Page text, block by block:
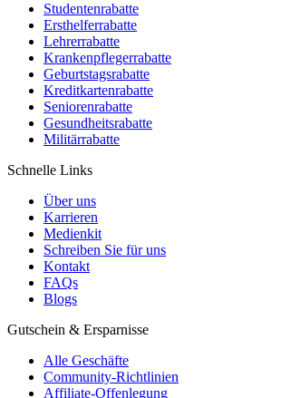
Studentenrabatte
Ersthelferrabatte
Lehrerrabatte
Krankenpflegerrabatte
Geburtstagsrabatte
Kreditkartenrabatte
Seniorenrabatte
Gesundheitsrabatte
Militärrabatte
Schnelle Links
Über uns
Karrieren
Medienkit
Schreiben Sie für uns
Kontakt
FAQs
Blogs
Gutschein & Ersparnisse
Alle Geschäfte
Community-Richtlinien
Affiliate-Offenlegung